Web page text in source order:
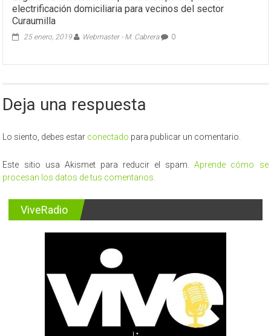
electrificación domiciliaria para vecinos del sector
Curaumilla
25 enero, 2019 Webmaster - M. Cabrera 0
Deja una respuesta
Lo siento, debes estar conectado para publicar un comentario.
Este sitio usa Akismet para reducir el spam.Aprende cómo se
procesan los datos de tus comentarios.
ViveRadio